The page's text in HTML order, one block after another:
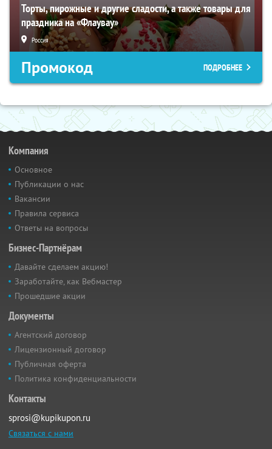
Торты, пирожные и другие сладости, а также товары для
праздника на «Флаувау»
Россия
Промокод ПОДРОБНЕЕ
Компания
Основное
Публикации о нас
Вакансии
Правила сервиса
Ответы на вопросы
Бизнес-Партнёрам
Давайте сделаем акцию!
Заработайте, как Вебмастер
Прошедшие акции
Документы
Агентский договор
Лицензионный договор
Публичная оферта
Политика конфиденциальности
Контакты
sprosi@kupikupon.ru
Связаться с нами